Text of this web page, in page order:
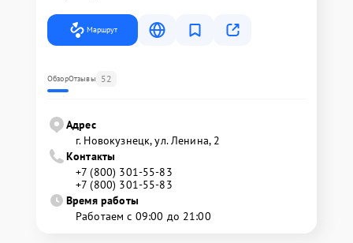
Маршрут
ОбзорОтзывы 52
Адрес
г. Новокузнецк, ул. Ленина, 2
Контакты
+7 (800) 301-55-83
+7 (800) 301-55-83
Время работы
Работаем с 09:00 до 21:00